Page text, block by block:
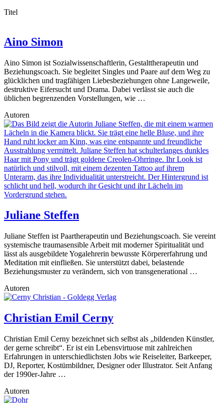
Titel
Aino Simon
Aino Simon ist Sozialwissenschaftlerin, Gestalttherapeutin und
Beziehungscoach. Sie begleitet Singles und Paare auf dem Weg zu
glücklichen und tragfähigen Liebesbeziehungen ohne Langeweile,
destruktive Eifersucht und Drama. Dabei verlässt sie auch die
üblichen begrenzenden Vorstellungen, wie …
Autoren
Juliane Steffen
Juliane Steffen ist Paartherapeutin und Beziehungscoach. Sie vereint
systemische traumasensible Arbeit mit moderner Spiritualität und
lässt als ausgebildete Yogalehrerin bewusste Körpererfahrung und
Meditation mit einfließen. Sie unterstützt dabei, belastende
Beziehungsmuster zu verändern, sich von transgenerational …
Autoren
Christian Emil Cerny
Christian Emil Cerny bezeichnet sich selbst als „bildenden Künstler,
der gerne schreibt“. Er ist ein Lebensvirtuose mit zahlreichen
Erfahrungen in unterschiedlichsten Jobs wie Reiseleiter, Barkeeper,
DJ, Reporter, Kostümbildner, Designer oder Illustrator. Seit Anfang
der 1990er-Jahre …
Autoren